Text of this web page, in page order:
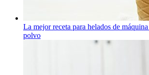
La mejor receta para helados de
polvo